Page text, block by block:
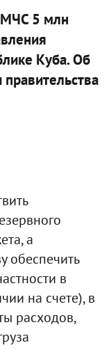
МЧС 5 млн
Куба. Об
а
обеспечить
в
на счете), в
расходов,